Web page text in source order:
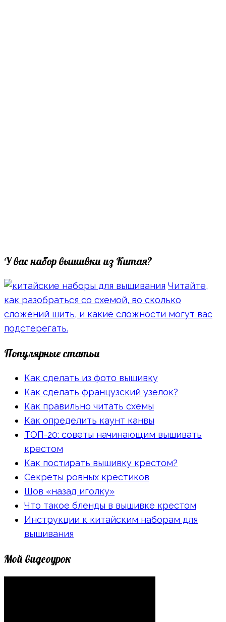
У вас набор вышивки из Китая?
Читайте,
как разобраться со схемой, во сколько
сложений шить, и какие сложности могут вас
подстерегать.
Популярные статьи
Как сделать из фото вышивку
Как сделать французский узелок?
Как правильно читать схемы
Как определить каунт канвы
ТОП-20: советы начинающим вышивать
крестом
Как постирать вышивку крестом?
Секреты ровных крестиков
Шов «назад иголку»
Что такое бленды в вышивке крестом
Инструкции к китайским наборам для
вышивания
Мой видеоурок